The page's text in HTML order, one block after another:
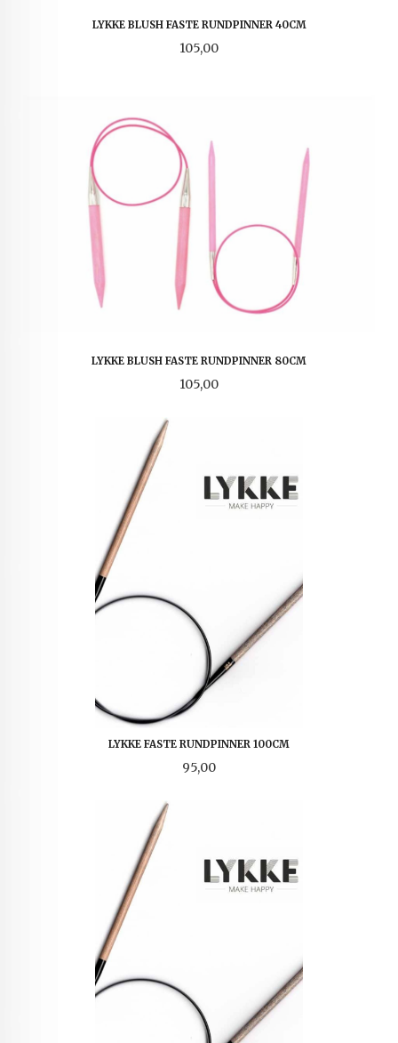
LYKKE BLUSH FASTE RUNDPINNER 40CM
Pris
105,00
LYKKE BLUSH FASTE RUNDPINNER 80CM
Pris
105,00
LYKKE FASTE RUNDPINNER 100CM
Pris
95,00